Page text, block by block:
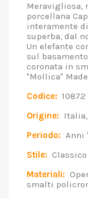
Meravigliosa,
porcellana
interamente
superba, dal
Un elefante
sul
coronata in
"Mollica"
Codice: 10872
Origine:
Periodo: Anni
Stile: Classico
Materiali:
smalti